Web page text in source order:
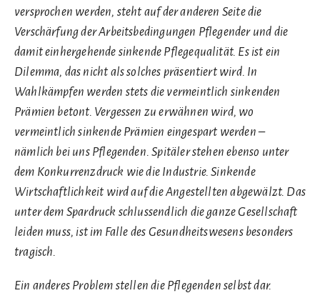
versprochen werden, steht auf der anderen Seite die
Verschärfung der Arbeitsbedingungen Pflegender und die
damit einhergehende sinkende Pflegequalität. Es ist ein
Dilemma, das nicht als solches präsentiert wird. In
Wahlkämpfen werden stets die vermeintlich sinkenden
Prämien betont. Vergessen zu erwähnen wird, wo
vermeintlich sinkende Prämien eingespart werden –
nämlich bei uns Pflegenden. Spitäler stehen ebenso unter
dem Konkurrenzdruck wie die Industrie. Sinkende
Wirtschaftlichkeit wird auf die Angestellten abgewälzt. Das
unter dem Spardruck schlussendlich die ganze Gesellschaft
leiden muss, ist im Falle des Gesundheitswesens besonders
tragisch.
Ein anderes Problem stellen die Pflegenden selbst dar.